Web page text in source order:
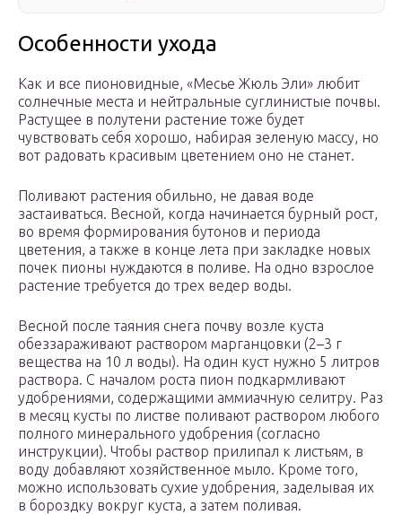
Особенности ухода
Как и все пионовидные, «Месье Жюль Эли» любит
солнечные места и нейтральные суглинистые почвы.
Растущее в полутени растение тоже будет
чувствовать себя хорошо, набирая зеленую массу, но
вот радовать красивым цветением оно не станет.
Поливают растения обильно, не давая воде
застаиваться. Весной, когда начинается бурный рост,
во время формирования бутонов и периода
цветения, а также в конце лета при закладке новых
почек пионы нуждаются в поливе. На одно взрослое
растение требуется до трех ведер воды.
Весной после таяния снега почву возле куста
обеззараживают раствором марганцовки (2–3 г
вещества на 10 л воды). На один куст нужно 5 литров
раствора. С началом роста пион подкармливают
удобрениями, содержащими аммиачную селитру. Раз
в месяц кусты по листве поливают раствором любого
полного минерального удобрения (согласно
инструкции). Чтобы раствор прилипал к листьям, в
воду добавляют хозяйственное мыло. Кроме того,
можно использовать сухие удобрения, заделывая их
в бороздку вокруг куста, а затем поливая.